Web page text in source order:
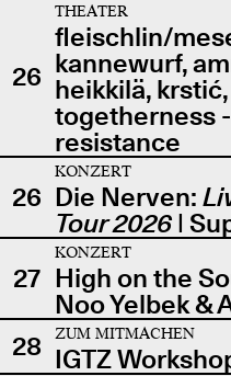
26
THEATER
fleischlin/
kannewurf,
heikkilä,
togetherness
resistance
26
KONZERT
Die Nerven:
Tour 2026|
27
KONZERT
High on the
Noo Yelbek &
28
ZUM MITMACHEN
IGTZ